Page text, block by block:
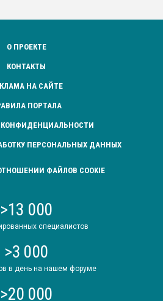
О ПРОЕКТЕ
КОНТАКТЫ
НА САЙТЕ
ПОРТАЛА
ПЕРСОНАЛЬНЫХ ДАННЫХ
ФАЙЛОВ COOKIE
>13 000
специалистов
>3 000
в день на нашем форуме
>20 000